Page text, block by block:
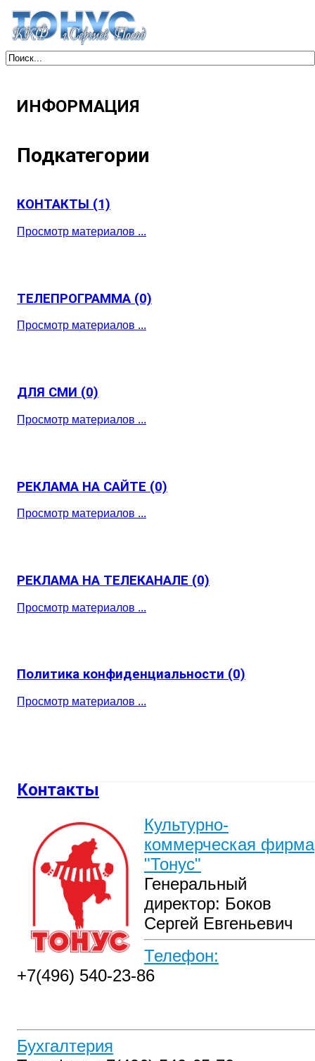
ИНФОРМАЦИЯ
Подкатегории
КОНТАКТЫ (1)
Просмотр материалов ...
ТЕЛЕПРОГРАММА (0)
Просмотр материалов ...
ДЛЯ СМИ (0)
Просмотр материалов ...
РЕКЛАМА НА САЙТЕ (0)
Просмотр материалов ...
РЕКЛАМА НА ТЕЛЕКАНАЛЕ (0)
Просмотр материалов ...
Политика конфиденциальности (0)
Просмотр материалов ...
Контакты
Культурно-
коммерческая фирма
"Тонус"
Генеральный
директор: Боков
Сергей Евгеньевич
Телефон:
+7(496) 540‑23-86
Бухгалтерия